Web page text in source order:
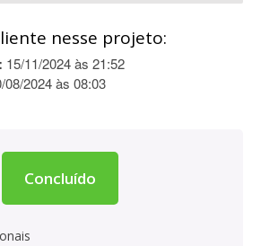
nesse projeto:
15/11/2024 às 21:52
08/2024 às 08:03
Concluído